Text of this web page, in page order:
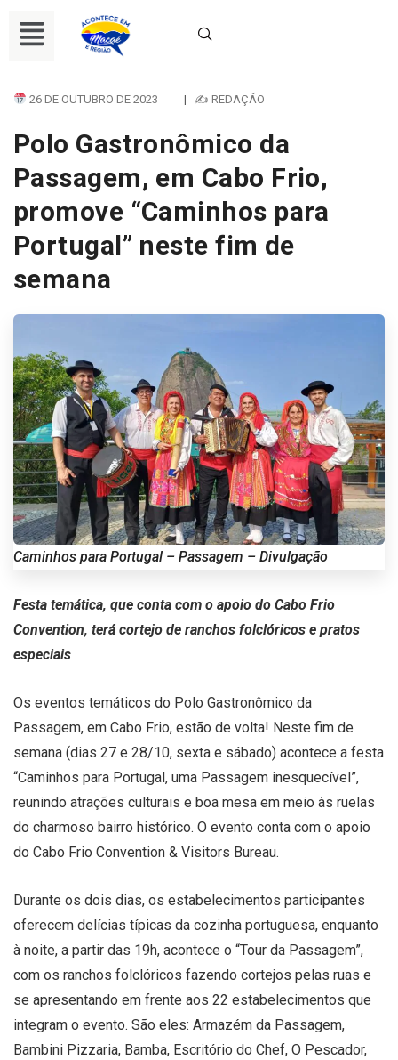
26 DE OUTUBRO DE 2023 | ✍ REDAÇÃO
Polo Gastronômico da
Passagem, em Cabo Frio,
promove “Caminhos para
Portugal” neste fim de
semana
Caminhos para Portugal – Passagem – Divulgação
Festa temática, que conta com o apoio do Cabo Frio
Convention, terá cortejo de ranchos folclóricos e pratos
especiais
Os eventos temáticos do Polo Gastronômico da
Passagem, em Cabo Frio, estão de volta! Neste fim de
semana (dias 27 e 28/10, sexta e sábado) acontece a festa
“Caminhos para Portugal, uma Passagem inesquecível”,
reunindo atrações culturais e boa mesa em meio às ruelas
do charmoso bairro histórico. O evento conta com o apoio
do Cabo Frio Convention & Visitors Bureau.
Durante os dois dias, os estabelecimentos participantes
oferecem delícias típicas da cozinha portuguesa, enquanto
à noite, a partir das 19h, acontece o “Tour da Passagem”,
com os ranchos folclóricos fazendo cortejos pelas ruas e
se apresentando em frente aos 22 estabelecimentos que
integram o evento. São eles: Armazém da Passagem,
Bambini Pizzaria, Bamba, Escritório do Chef, O Pescador,